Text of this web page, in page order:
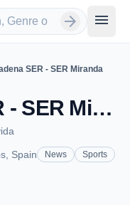
arrow_forward menu
SER - SER Miranda
Cadena SER - SER Miranda - FM 90.5 - Miranda de Ebro
Spain News
Sports